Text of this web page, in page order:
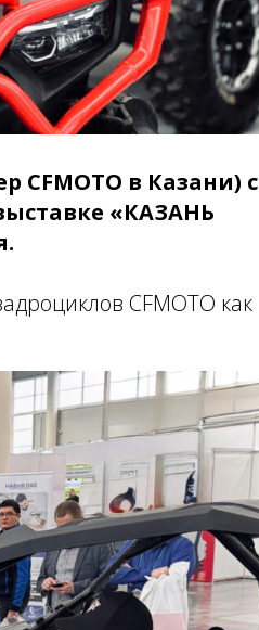
в Казани) с
«КАЗАНЬ
CFMOTO как